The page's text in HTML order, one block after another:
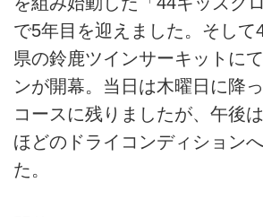
で5年目を迎えました。そして
県の鈴鹿ツインサーキットに
ンが開幕。当日は木曜日に降
コースに残りましたが、午後
ほどのドライコンディション
た。